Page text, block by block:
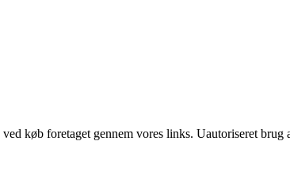
køb foretaget gennem vores links. Uautoriseret